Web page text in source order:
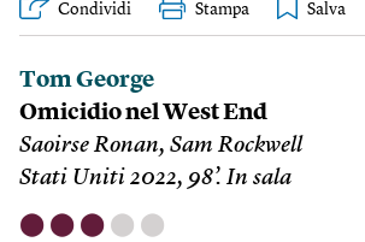
Condividi Stampa
Tom George
Omicidio nel West End
Saoirse Ronan, Sam Rockwell
Stati Uniti 2022, 98’. In sala
⬤ ⬤ ⬤ ⬤ ⬤